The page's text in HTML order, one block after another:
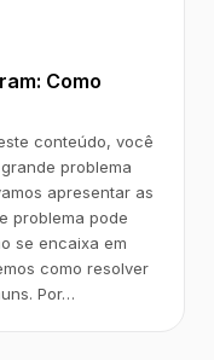
Como
conteúdo, você
problema
apresentar as
problema pode
se encaixa em
como resolver
Por…